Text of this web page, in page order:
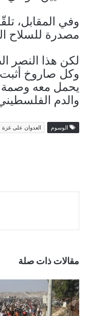
وفي المقابل،
مصدرة للسلاح
لكن هذا النصر
وكل صاروخ
يحمل معه وصمة
والدم
الوسوم العدوان على غزة
مقالات ذات صلة